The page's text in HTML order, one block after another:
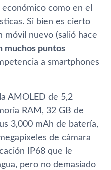
como en el
Si bien es cierto
móvil nuevo (salió hace
muchos puntos
a smartphones
AMOLED de 5,2
RAM, 32 GB de
3,000 mAh de batería,
de cámara
IP68 que le
pero no demasiado